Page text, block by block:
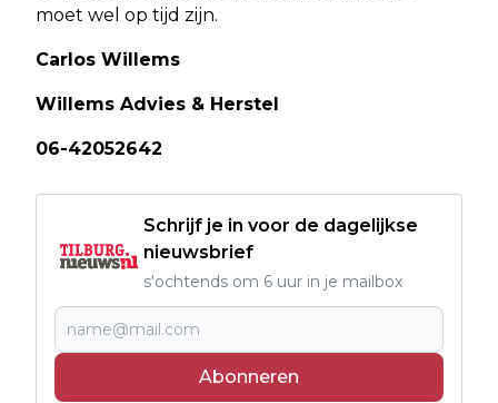
moet wel op tijd zijn.
Carlos Willems
Willems Advies & Herstel
06-42052642
Schrijf je in voor de dagelijkse
nieuwsbrief
s'ochtends om 6 uur in je mailbox
Abonneren